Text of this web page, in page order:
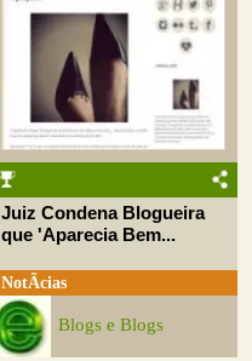
Juiz Condena Blogueira
que 'Aparecia Bem...
NotÃ­cias
Blogs e Blogs